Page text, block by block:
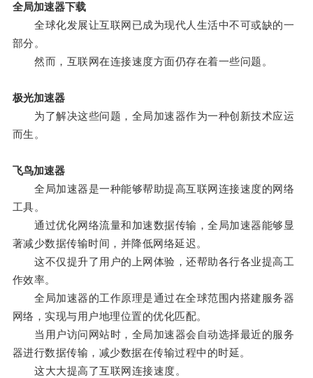
全局加速器下载
全球化发展让互联网已成为现代人生活中不可或缺的一
部分。
然而，互联网在连接速度方面仍存在着一些问题。
极光加速器
为了解决这些问题，全局加速器作为一种创新技术应运
而生。
飞鸟加速器
全局加速器是一种能够帮助提高互联网连接速度的网络
工具。
通过优化网络流量和加速数据传输，全局加速器能够显
著减少数据传输时间，并降低网络延迟。
这不仅提升了用户的上网体验，还帮助各行各业提高工
作效率。
全局加速器的工作原理是通过在全球范围内搭建服务器
网络，实现与用户地理位置的优化匹配。
当用户访问网站时，全局加速器会自动选择最近的服务
器进行数据传输，减少数据在传输过程中的时延。
这大大提高了互联网连接速度。